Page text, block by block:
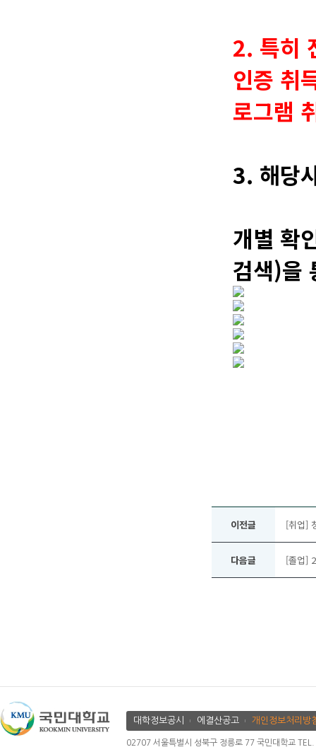
2. 특히
인증 취
로그램
3. 해당
개별 확
검색)을
이전글 [취업]
다음글 [졸업]
대학정보공시 에결산공고 개인정보처리방
02707 서울특별시 성북구 정릉로 77 국민대학교